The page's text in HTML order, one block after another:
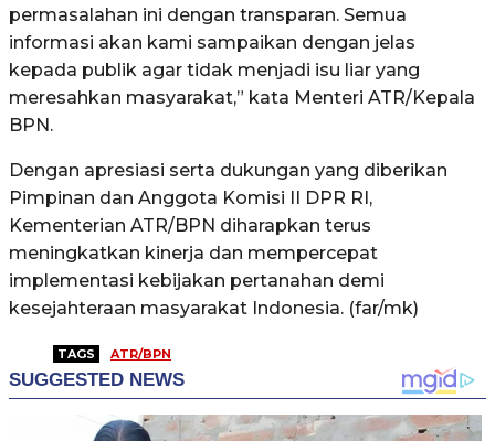
permasalahan ini dengan transparan. Semua
informasi akan kami sampaikan dengan jelas
kepada publik agar tidak menjadi isu liar yang
meresahkan masyarakat,” kata Menteri ATR/Kepala
BPN.
Dengan apresiasi serta dukungan yang diberikan
Pimpinan dan Anggota Komisi II DPR RI,
Kementerian ATR/BPN diharapkan terus
meningkatkan kinerja dan mempercepat
implementasi kebijakan pertanahan demi
kesejahteraan masyarakat Indonesia. (far/mk)
TAGS ATR/BPN